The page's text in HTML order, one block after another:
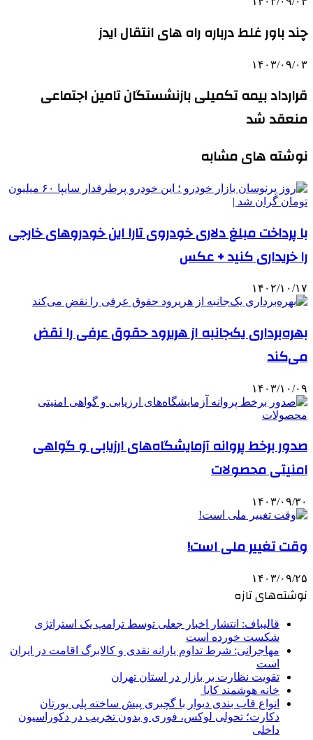
چند باور غلط درباره راه های انتقال ایدز
۱۴۰۳/۰۹/۰۳
قرارداد بیمه تکمیلی بازنشستگان تامین اجتماعی
منعقد شد
نوشته های مشابه
با پرداخت مبلغ دلاری خودروی تارا این خودروهای خارجی
را خریداری کنید + عکس
۱۴۰۲/۱۰/۱۷
بهره‌برداری یک‌جانبه از هریرود حقوق عرفی را نقض
می‌کند
۱۴۰۳/۱۰/۰۹
صدور برخط پروانه آزمایشگاه‌های ارزیابی و گواهی
امنیتی محصولات
۱۴۰۳/۰۹/۳۰
وقت تغییر ملی است!
۱۴۰۳/۰۹/۲۵
نوشته‌های تازه
قالیباف: انتشار اخبار جعلی توسط ترامپ یک استراتژی
شکست خورده است
مهاجرانی: شرط تداوم یارانه نقدی و کالابرگ اقامت در ایران
است
تقویت نظارت بر بازار در استان تهران
خانه هوشمند کایا
انواع قاب بندی دیوار با گچبری پیش ساخته پلی یورتان
دکارت؛ تحولی لوکس، فوری و بدون تخریب در دکوراسیون
داخلی